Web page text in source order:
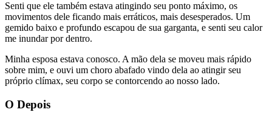
Senti que ele também estava atingindo seu ponto máximo, os
movimentos dele ficando mais erráticos, mais desesperados. Um
gemido baixo e profundo escapou de sua garganta, e senti seu calor
me inundar por dentro.
Minha esposa estava conosco. A mão dela se moveu mais rápido
sobre mim, e ouvi um choro abafado vindo dela ao atingir seu
próprio clímax, seu corpo se contorcendo ao nosso lado.
O Depois